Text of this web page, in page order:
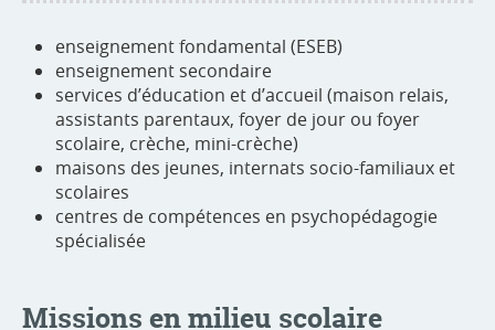
enseignement fondamental (ESEB)
enseignement secondaire
services d’éducation et d’accueil (maison relais,
assistants parentaux, foyer de jour ou foyer
scolaire, crèche, mini-crèche)
maisons des jeunes, internats socio-familiaux et
scolaires
centres de compétences en psychopédagogie
spécialisée
Missions en milieu scolaire